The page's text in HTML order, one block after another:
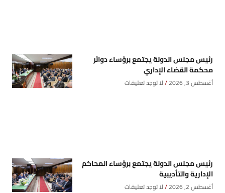
رئيس مجلس الدولة يجتمع برؤساء دوائر
محكمة القضاء الإداري
أغسطس 3, 2026 لا توجد تعليقات
رئيس مجلس الدولة يجتمع برؤساء المحاكم
الإدارية والتأديبية
أغسطس 2, 2026 لا توجد تعليقات